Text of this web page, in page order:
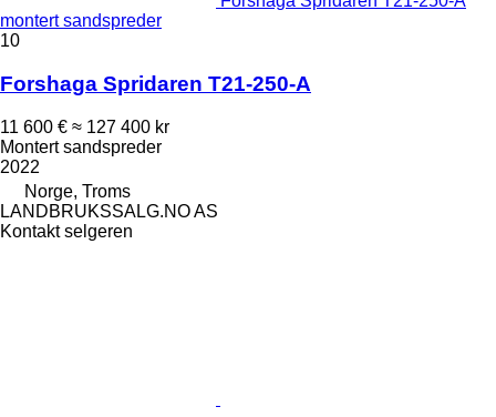
montert sandspreder
10
Forshaga Spridaren T21-250-A
11 600 € ≈ 127 400 kr
Montert sandspreder
2022
Norge, Troms
LANDBRUKSSALG.NO AS
Kontakt selgeren